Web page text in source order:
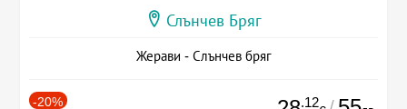
Слънчев Бряг
Жерави - Слънчев бряг
-20% .12